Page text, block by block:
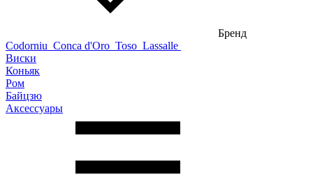
Бренд
Codorniu Conca d'Oro Toso Lassalle
Виски
Коньяк
Ром
Байцзю
Аксессуары